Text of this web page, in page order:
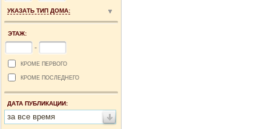
УКАЗАТЬ ТИП ДОМА:
ЭТАЖ:
-
КРОМЕ ПЕРВОГО
КРОМЕ ПОСЛЕДНЕГО
ДАТА ПУБЛИКАЦИИ:
за все время